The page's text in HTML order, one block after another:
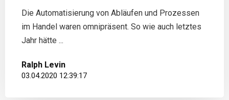
Die Automatisierung von Abläufen und Prozessen
im Handel waren omnipräsent. So wie auch letztes
Jahr hätte ...
Ralph Levin
03.04.2020 12:39:17